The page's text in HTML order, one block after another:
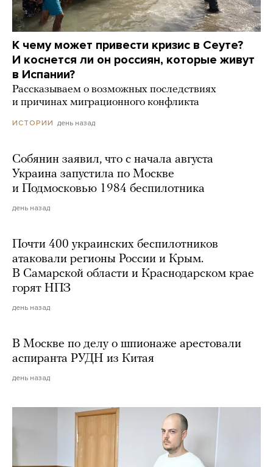
К чему может привести кризис в Сеуте?
И коснется ли он россиян, которые живут
в Испании?
Рассказываем о возможных последствиях
и причинах миграционного конфликта
ИСТОРИИ день назад
Собянин заявил, что с начала августа
Украина запустила по Москве
и Подмосковью 1984 беспилотника
день назад
Почти 400 украинских беспилотников
атаковали регионы России и Крым.
В Самарской области и Краснодарском крае
горят НПЗ
день назад
В Москве по делу о шпионаже арестовали
аспиранта РУДН из Китая
день назад